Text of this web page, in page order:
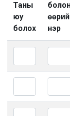
Таны
юу
болох
нэр